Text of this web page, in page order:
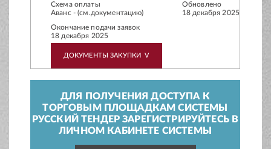
Схема оплаты
Аванс - (см.документацию)
Обновлено
18 декабря 2025
Окончание подачи заявок
18 декабря 2025
ДОКУМЕНТЫ ЗАКУПКИ V
ДЛЯ ПОЛУЧЕНИЯ ДОСТУПА К
ТОРГОВЫМ ПЛОЩАДКАМ СИСТЕМЫ
РУССКИЙ ТЕНДЕР ЗАРЕГИСТРИРУЙТЕСЬ В
ЛИЧНОМ КАБИНЕТЕ СИСТЕМЫ